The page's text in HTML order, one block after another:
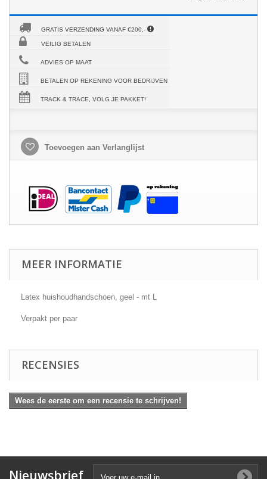
GRATIS VERZENDING VANAF €200,-
VEILIG BETALEN
ADVIES OP MAAT
BETALEN OP REKENING VOOR BEDRIJVEN
TRACK & TRACE, VOLG JE PAKKET!
Toevoegen aan Verlanglijst
MEER INFORMATIE
Latex huishoudhandschoen, geel - mt L
Verpakt per paar
RECENSIES
Wees de eerste om een recensie te schrijven!
Nieuwsbrief